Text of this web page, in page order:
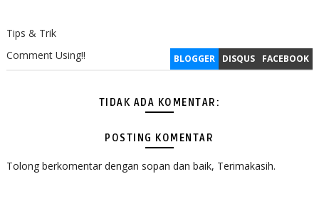
Tips & Trik
BLOGGER DISQUS FACEBOOK
Comment Using!!
TIDAK ADA KOMENTAR:
POSTING KOMENTAR
Tolong berkomentar dengan sopan dan baik, Terimakasih.